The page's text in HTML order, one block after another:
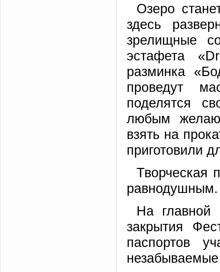
Озеро
здесь
зрелищные
эстафета
разминка
проведут
поделятся
любым
взять на
приготовили
Творческая
равнодушным.
На главной
закрытия
паспортов
незабываемые